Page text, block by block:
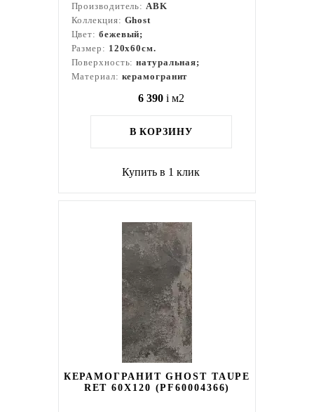
Производитель:ABK
Коллекция: Ghost
Цвет: бежевый;
Размер: 120x60см.
Поверхность:натуральная;
Материал: керамогранит
6 390 i м2
В КОРЗИНУ
Купить в 1 клик
КЕРАМОГРАНИТ GHOST TAUPE
RET 60X120 (PF60004366)